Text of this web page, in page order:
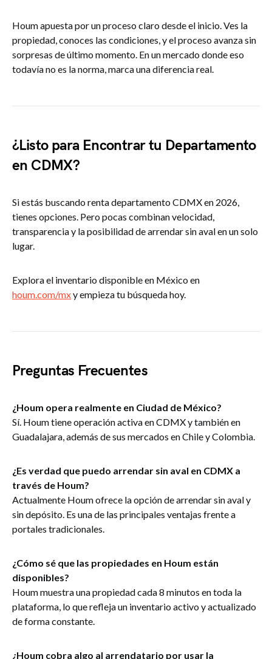
Houm apuesta por un proceso claro desde el inicio. Ves la
propiedad, conoces las condiciones, y el proceso avanza sin
sorpresas de último momento. En un mercado donde eso
todavía no es la norma, marca una diferencia real.
¿Listo para Encontrar tu Departamento
en CDMX?
Si estás buscando renta departamento CDMX en 2026,
tienes opciones. Pero pocas combinan velocidad,
transparencia y la posibilidad de arrendar sin aval en un solo
lugar.
Explora el inventario disponible en México en
houm.com/mxy empieza tu búsqueda hoy.
Preguntas Frecuentes
¿Houm opera realmente en Ciudad de México?
Sí. Houm tiene operación activa en CDMX y también en
Guadalajara, además de sus mercados en Chile y Colombia.
¿Es verdad que puedo arrendar sin aval en CDMX a
través de Houm?
Actualmente Houm ofrece la opción de arrendar sin aval y
sin depósito. Es una de las principales ventajas frente a
portales tradicionales.
¿Cómo sé que las propiedades en Houm están
disponibles?
Houm muestra una propiedad cada 8 minutos en toda la
plataforma, lo que refleja un inventario activo y actualizado
de forma constante.
¿Houm cobra algo al arrendatario por usar la